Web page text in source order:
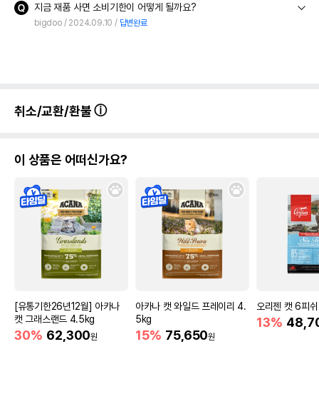
상품 필수 정보
품명 및 모델명 쉬바 참치와 고등어 파우치 70g 모아보기
법에 의한 인증,허가 등을
받았음을 확인할수 있는
상세페이지 참조
지금 재품 사면 소비기한이 어떻게 될까요?
bigdoo 2024.09.10 답변완료
취소/교환/환불
이 상품은 어떠신가요?
[유통기한26년12월] 아카나
캣 그래스랜드 4.5kg
30% 62,300원
아카나 캣 와일드 프레이리 4.
5kg
15% 75,650원
오리젠 캣 6피
13%